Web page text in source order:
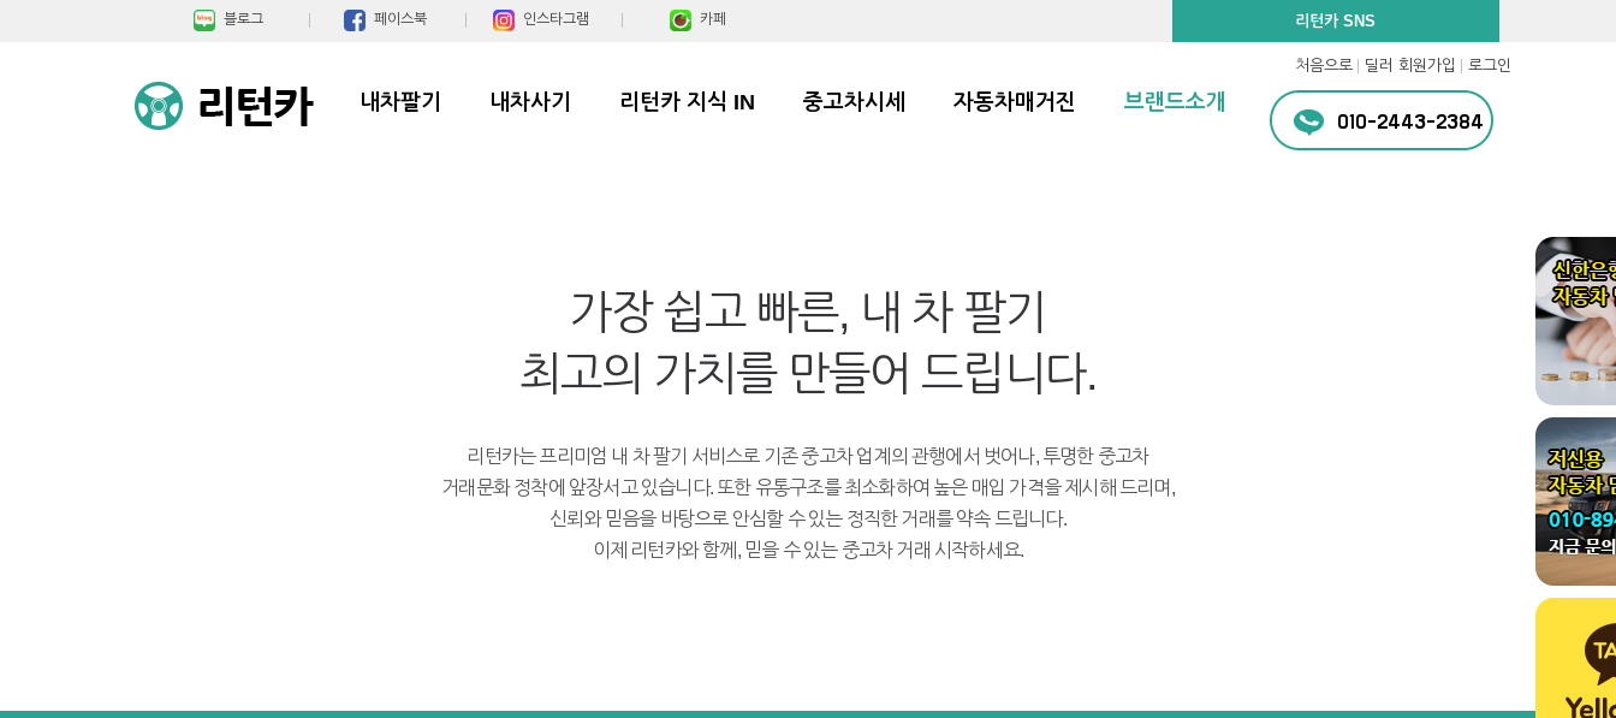
블로그 페이스북 인스타그램 카페 리턴카 SNS
내차팔기 내차사기 리턴카 지식 IN 중고차시세 자동차매거진 브랜드소개
처음으로 딜러 회원가입 로그인
010-2443-2384
가장 쉽고 빠른, 내 차 팔기
최고의 가치를 만들어 드립니다.
리턴카는 프리미엄 내 차 팔기 서비스로 기존 중고차 업계의 관행에서 벗어나, 투명한 중고차
거래문화 정착에 앞장서고 있습니다. 또한 유통구조를 최소화하여 높은 매입 가격을 제시해 드리며,
신뢰와 믿음을 바탕으로 안심할 수 있는 정직한 거래를 약속 드립니다.
이제 리턴카와 함께, 믿을 수 있는 중고차 거래 시작하세요.